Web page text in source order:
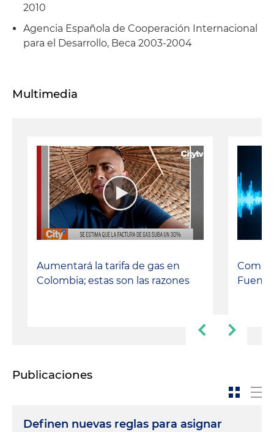
2010
Agencia Española de Cooperación Internacional
para el Desarrollo, Beca 2003-2004
Multimedia
Aumentará la tarifa de gas en
Colombia; estas son las razones
Publicaciones
Definen nuevas reglas para asignar